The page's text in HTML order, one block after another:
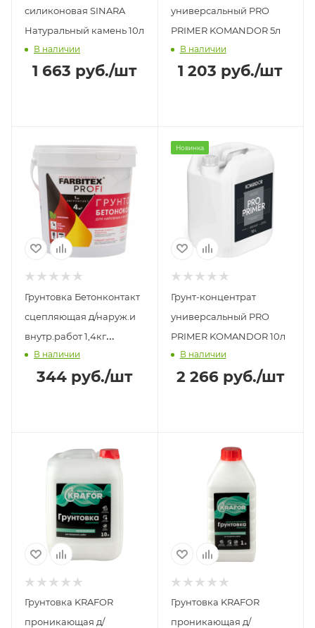
силиконовая SINARA
Натуральный камень 10л
В наличии
1 663 руб./шт
универсальный PRO
PRIMER KOMANDOR 5л
В наличии
1 203 руб./шт
Грунтовка Бетонконтакт
сцепляющая д/наруж.и
внутр.работ 1,4кг
FARBITEX PROFI
В наличии
344руб./шт
Новинка
Грунт-концентрат
универсальный PRO
PRIMER KOMANDOR 10л
В наличии
2 266руб./шт
Грунтовка KRAFOR
проникающая д/
Грунтовка KRAFOR
проникающая д/